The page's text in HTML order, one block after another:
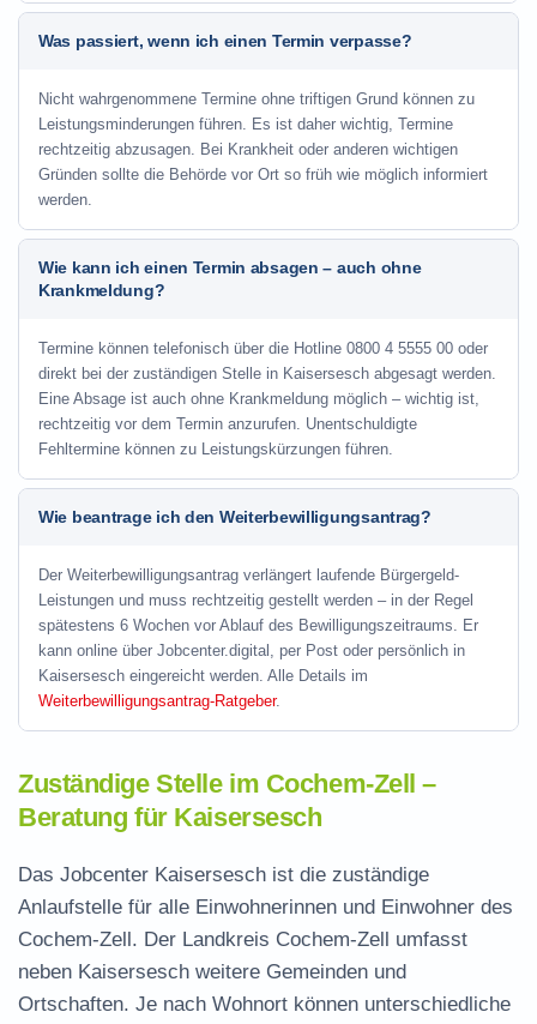
Was passiert, wenn ich einen Termin verpasse?
Nicht wahrgenommene Termine ohne triftigen Grund können zu
Leistungsminderungen führen. Es ist daher wichtig, Termine
rechtzeitig abzusagen. Bei Krankheit oder anderen wichtigen
Gründen sollte die Behörde vor Ort so früh wie möglich informiert
werden.
Wie kann ich einen Termin absagen – auch ohne
Krankmeldung?
Termine können telefonisch über die Hotline 0800 4 5555 00 oder
direkt bei der zuständigen Stelle in Kaisersesch abgesagt werden.
Eine Absage ist auch ohne Krankmeldung möglich – wichtig ist,
rechtzeitig vor dem Termin anzurufen. Unentschuldigte
Fehltermine können zu Leistungskürzungen führen.
Wie beantrage ich den Weiterbewilligungsantrag?
Der Weiterbewilligungsantrag verlängert laufende Bürgergeld-
Leistungen und muss rechtzeitig gestellt werden – in der Regel
spätestens 6 Wochen vor Ablauf des Bewilligungszeitraums. Er
kann online über Jobcenter.digital, per Post oder persönlich in
Kaisersesch eingereicht werden. Alle Details im
Weiterbewilligungsantrag-Ratgeber.
Zuständige Stelle im Cochem-Zell –
Beratung für Kaisersesch
Das Jobcenter Kaisersesch ist die zuständige
Anlaufstelle für alle Einwohnerinnen und Einwohner des
Cochem-Zell. Der Landkreis Cochem-Zell umfasst
neben Kaisersesch weitere Gemeinden und
Ortschaften. Je nach Wohnort können unterschiedliche